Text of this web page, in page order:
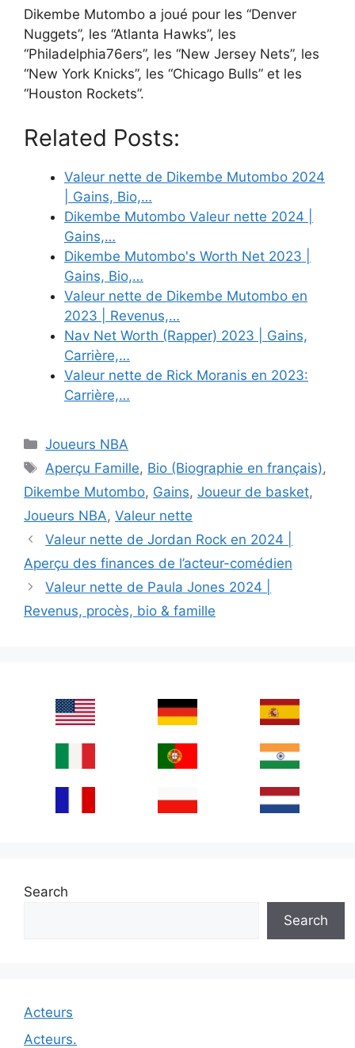
Dikembe Mutombo a joué pour les “Denver
Nuggets”, les “Atlanta Hawks”, les
“Philadelphia76ers”, les “New Jersey Nets”, les
“New York Knicks”, les “Chicago Bulls” et les
“Houston Rockets”.
Related Posts:
Valeur nette de Dikembe Mutombo 2024
| Gains, Bio,…
Dikembe Mutombo Valeur nette 2024 |
Gains,…
Dikembe Mutombo's Worth Net 2023 |
Gains, Bio,…
Valeur nette de Dikembe Mutombo en
2023 | Revenus,…
Nav Net Worth (Rapper) 2023 | Gains,
Carrière,…
Valeur nette de Rick Moranis en 2023:
Carrière,…
Categories
Joueurs NBA
Tags
Aperçu Famille, Bio (Biographie en français),
Dikembe Mutombo, Gains, Joueur de basket,
Joueurs NBA, Valeur nette
Valeur nette de Jordan Rock en 2024 |
Aperçu des finances de l’acteur-comédien
Valeur nette de Paula Jones 2024 |
Revenus, procès, bio & famille
Search
Search
Acteurs
Acteurs.